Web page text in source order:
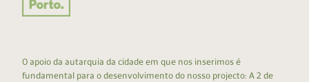
O apoio da autarquia da cidade em que nos inserimos é
fundamental para o desenvolvimento do nosso projecto: A 2 de